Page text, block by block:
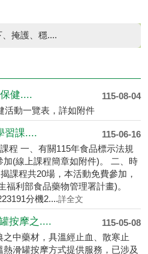
掩護、穩....
難處所位置....
115-08-04
健....
活動一覽表，詳如附件
115-06-16
習課....
程 一、有關115年食品標示法規
(線上課程簡章如附件)。 二、時
課程共20場，本活動免費參加，
利部食品藥物管理署計畫)。
分機2....詳全文
115-05-08
按摩之....
之中藥材，具溫經止血、散寒止
滑罐按摩方式提供服務，已涉及